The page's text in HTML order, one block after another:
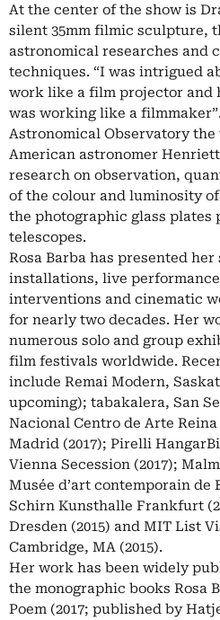
At the center of the show is
silent 35mm filmic sculpture,
astronomical researches and
techniques. “I was intrigued
work like a film projector and
was working like a
Astronomical Observatory
American astronomer
research on observation,
of the colour and luminosity
the photographic glass plates
telescopes.
Rosa Barba has presented
installations, live
interventions and cinematic
for nearly two decades. Her
numerous solo and group
film festivals worldwide.
include Remai Modern,
upcoming); tabakalera, San
Nacional Centro de Arte
Madrid (2017); Pirelli
Vienna Secession (2017);
Musée d’art contemporain de
Schirn Kunsthalle Frankfurt
Dresden (2015) and MIT List
Cambridge, MA (2015).
Her work has been widely
the monographic books Rosa
Poem (2017; published by